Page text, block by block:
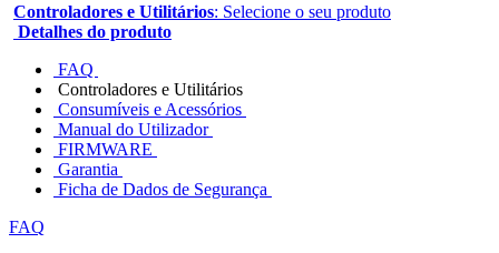
Controladores e Utilitários: Selecione o seu produto
Detalhes do produto
FAQ
Controladores e Utilitários
Consumíveis e Acessórios
Manual do Utilizador
FIRMWARE
Garantia
Ficha de Dados de Segurança
FAQ